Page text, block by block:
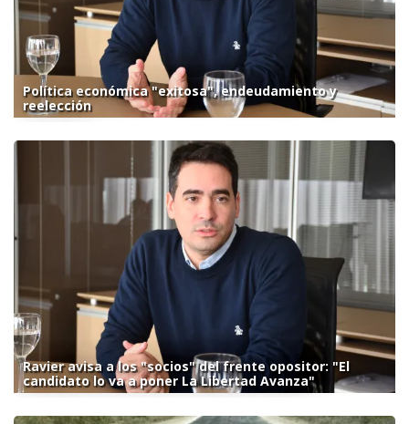
Política económica "exitosa", endeudamiento y
reelección
Ravier avisa a los "socios" del frente opositor: "El
candidato lo va a poner La Libertad Avanza"